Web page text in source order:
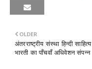
OLDER
अंतरराष्ट्रीय संस्था हिन्दी साहित्य
भारती का पाँचवाँ अधिवेशन संपन्न